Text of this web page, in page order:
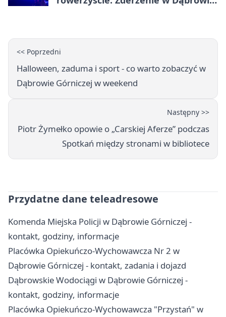
<< Poprzedni
Halloween, zaduma i sport - co warto zobaczyć w
Dąbrowie Górniczej w weekend
Następny >>
Piotr Żymełko opowie o „Carskiej Aferze” podczas
Spotkań między stronami w bibliotece
Przydatne dane teleadresowe
Komenda Miejska Policji w Dąbrowie Górniczej -
kontakt, godziny, informacje
Placówka Opiekuńczo-Wychowawcza Nr 2 w
Dąbrowie Górniczej - kontakt, zadania i dojazd
Dąbrowskie Wodociągi w Dąbrowie Górniczej -
kontakt, godziny, informacje
Placówka Opiekuńczo-Wychowawcza "Przystań" w